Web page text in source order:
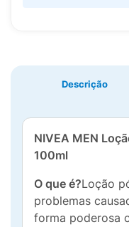
Descrição
NIVEA MEN
100ml
O que é?Loção
problemas
forma poderosa